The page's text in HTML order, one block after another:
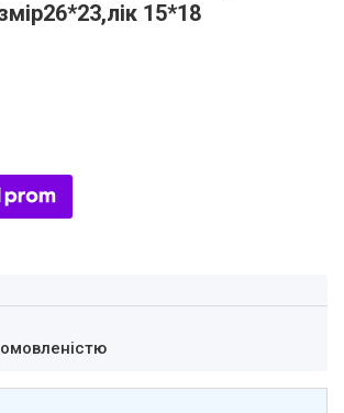
15*18